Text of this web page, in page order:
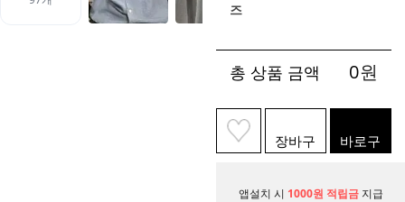
즈
총 상품 금액 0원
장바구
니
바로구
매
앱설치 시 1000원 적립금 지급